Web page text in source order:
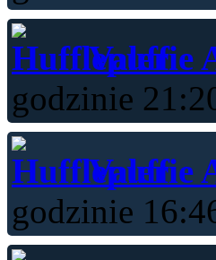
Valerie
godzinie
Valerie
godzinie